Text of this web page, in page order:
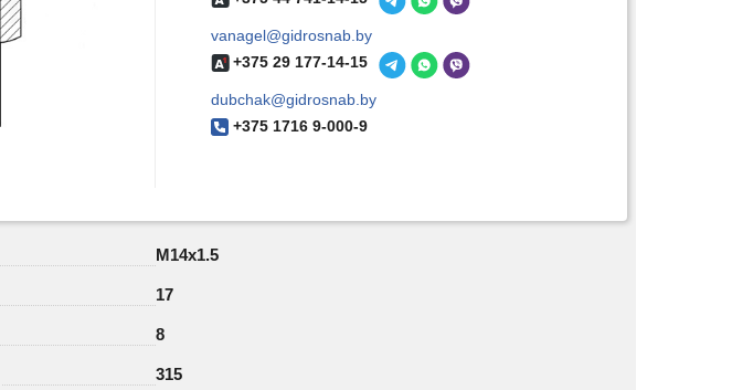
vanagel@gidrosnab.by
+375 29 177-14-15
dubchak@gidrosnab.by
+375 1716 9-000-9
M14х1.5
17
8
315